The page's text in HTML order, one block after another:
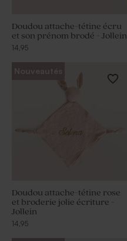
Doudou attache-tétine écru
et son prénom brodé - Jollein
14,95
Nouveautés
Doudou attache-tétine rose
et broderie jolie écriture -
Jollein
14,95